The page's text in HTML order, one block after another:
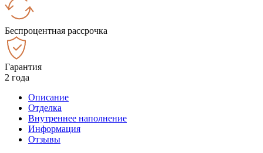
Беспроцентная рассрочка
Гарантия
2 года
Описание
Отделка
Внутреннее наполнение
Информация
Отзывы